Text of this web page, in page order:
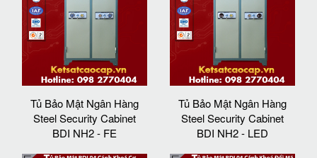
Tủ Bảo Mật Ngân Hàng
Steel Security Cabinet
BDI NH2 - FE
Tủ Bảo Mật Ngân Hàng
Steel Security Cabinet
BDI NH2 - LED